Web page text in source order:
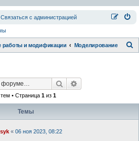
Связаться с администрацией
работы и модификации Моделирование
Поиск
• Страница 1из 1
Темы
« 06 ноя 2023, 08:22